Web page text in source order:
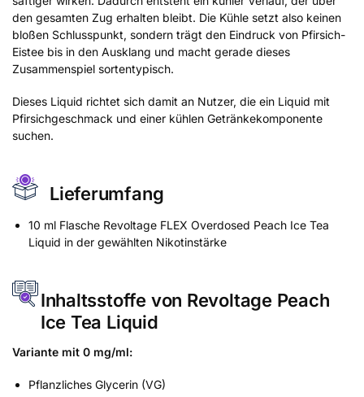
den gesamten Zug erhalten bleibt. Die Kühle setzt also keinen
bloßen Schlusspunkt, sondern trägt den Eindruck von Pfirsich-
Eistee bis in den Ausklang und macht gerade dieses
Zusammenspiel sortentypisch.
Dieses Liquid richtet sich damit an Nutzer, die ein Liquid mit
Pfirsichgeschmack und einer kühlen Getränkekomponente
suchen.
Lieferumfang
10 ml Flasche Revoltage FLEX Overdosed Peach Ice Tea
Liquid in der gewählten Nikotinstärke
Inhaltsstoffe von Revoltage Peach
Ice Tea Liquid
Variante mit 0 mg/ml:
Pflanzliches Glycerin (VG)